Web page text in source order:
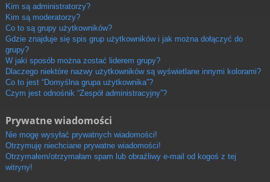
Kim są administratorzy?
Kim są moderatorzy?
Co to są grupy użytkowników?
Gdzie znajduje się spis grup użytkowników i jak można dołączyć do
grupy?
W jaki sposób można zostać liderem grupy?
Dlaczego niektóre nazwy użytkowników są wyświetlane innymi kolorami?
Co to jest “Domyślna grupa użytkownika”?
Czym jest odnośnik “Zespół administracyjny”?
Prywatne wiadomości
Nie mogę wysyłać prywatnych wiadomości!
Otrzymuję niechciane prywatne wiadomości!
Otrzymałem/otrzymałam spam lub obraźliwy e-mail od kogoś z tej
witryny!